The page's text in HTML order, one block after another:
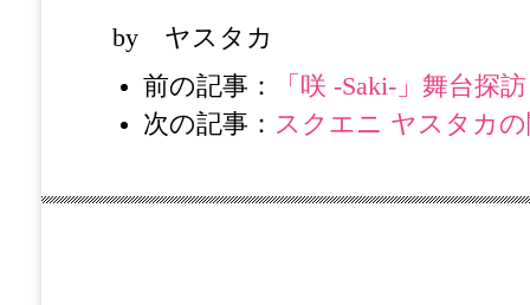
by ヤスタカ
前の記事：
「咲 -Saki-」舞台探
次の記事： スクエニ ヤスタカ